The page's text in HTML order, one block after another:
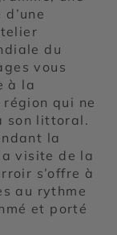
du
vous
à la
qui ne
son littoral.
la
visite de la
s’offre à
au rythme
et porté